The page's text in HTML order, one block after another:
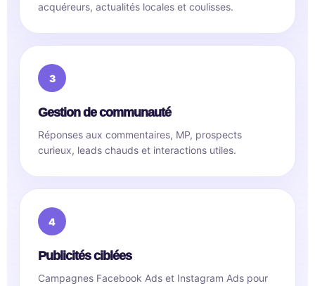
acquéreurs, actualités locales et coulisses.
Gestion de communauté
Réponses aux commentaires, MP, prospects
curieux, leads chauds et interactions utiles.
Publicités ciblées
Campagnes Facebook Ads et Instagram Ads pour